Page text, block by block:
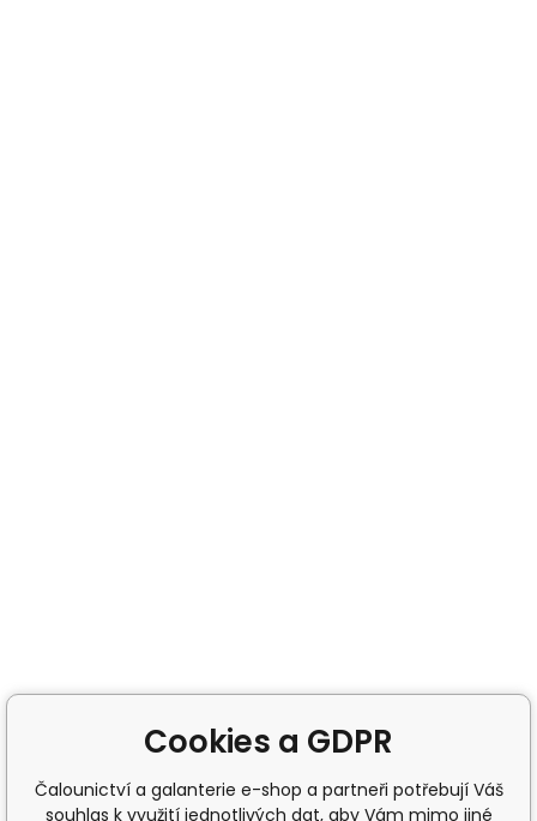
Cookies a GDPR
Čalounictví a galanterie e-shop a partneři potřebují Váš
souhlas k využití jednotlivých dat, aby Vám mimo jiné